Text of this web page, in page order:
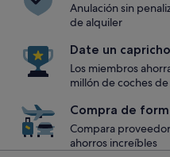
Anulación sin
de alquiler
Date un capricho
Los miembros
millón de coches
Compra de
Compara
ahorros increíbles